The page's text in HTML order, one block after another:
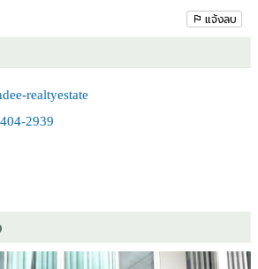
maps?q=13.691946
Estate 0815506128
แจ้งลบ
realtyestate
2939